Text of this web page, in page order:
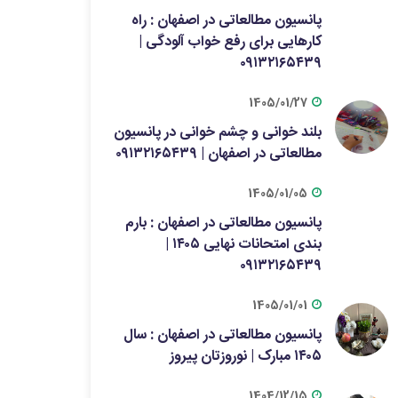
پانسیون مطالعاتی در اصفهان : راه
کارهایی برای رفع خواب آلودگی |
۰۹۱۳۲۱۶۵۴۳۹
1405/01/27
بلند خوانی و چشم خوانی در پانسیون
مطالعاتی در اصفهان | ۰۹۱۳۲۱۶۵۴۳۹
1405/01/05
پانسیون مطالعاتی در اصفهان : بارم
بندی امتحانات نهایی ۱۴۰۵ |
۰۹۱۳۲۱۶۵۴۳۹
1405/01/01
پانسیون مطالعاتی در اصفهان : سال
۱۴۰۵ مبارک | نوروزتان پیروز